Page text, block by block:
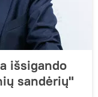
išsigando
sandėrių"